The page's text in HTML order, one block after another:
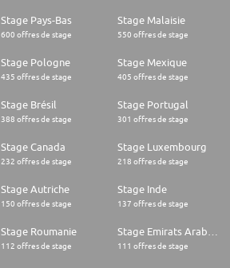
Stage Pays-Bas
600 offres de stage
Stage Malaisie
550 offres de stage
Stage Pologne
435 offres de stage
Stage Mexique
405 offres de stage
Stage Brésil
388 offres de stage
Stage Portugal
301 offres de stage
Stage Canada
232 offres de stage
Stage Luxembourg
218 offres de stage
Stage Autriche
150 offres de stage
Stage Inde
137 offres de stage
Stage Roumanie
112 offres de stage 111 offres de stage